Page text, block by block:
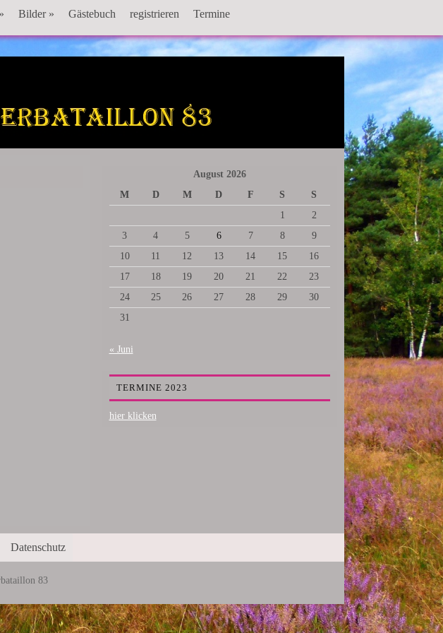
Bilder » Gästebuch registrieren Termine
83
August 2026
M
D M D F S
S
1
2
3
4 5 6 7 8
9
10
11 12 13 14 15
16
17
18 19 20 21 22
23
24
25 26 27 28 29
30
31
« Juni
TERMINE 2023
hier klicken
Datenschutz
83